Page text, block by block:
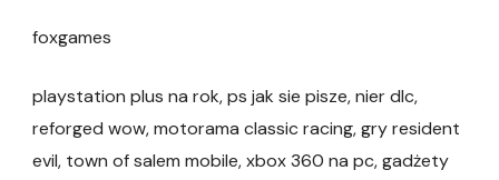
foxgames
playstation plus na rok, ps jak sie pisze, nier dlc,
reforged wow, motorama classic racing, gry resident
evil, town of salem mobile, xbox 360 na pc, gadżety